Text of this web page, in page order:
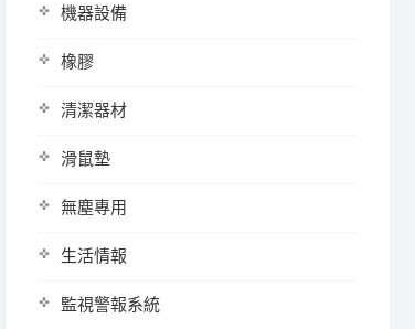
機器設備
橡膠
清潔器材
滑鼠墊
無塵專用
生活情報
監視警報系統